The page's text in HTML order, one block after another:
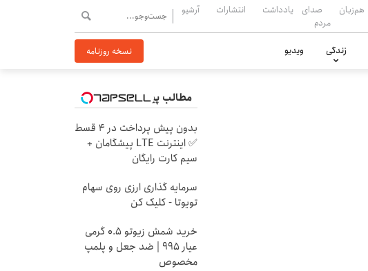
هم‌زبان
صدای
مردم
یادداشت انتشارات آرشیو
زندگی ویدیو نسخه روزنامه
مطالب پیشنهادی
بدون پیش پرداخت در 4 قسط
✅ اینترنت LTE پیشگامان +
سیم کارت رایگان
سرمایه گذاری ارزی روی سهام
تویوتا - کلیک کن
خرید شمش زیوتو ۰.۵ گرمی
عیار ۹۹۵ | ضد جعل و پلمپ
مخصوص